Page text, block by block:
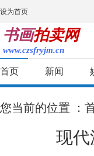
设为首页
书画拍卖网
www.czsfryjm.cn
首页 新闻
您当前的位置 ：
现代